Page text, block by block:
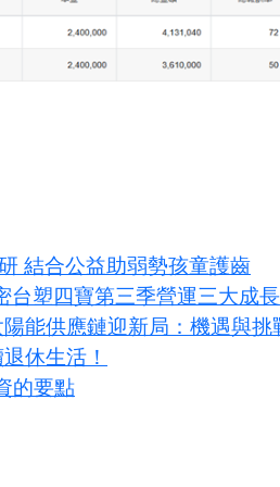
結合公益助弱勢孩童護齒
台塑四寶第三季營運三大成
能供應鏈迎新局：機遇與挑
休生活！
的要點